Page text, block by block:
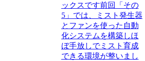
ックスです前回「その
5」では、ミスト発生器
とファンを使った自動
化システムを構築しほ
ぼ手放しでミスト育成
できる環境が整いまし